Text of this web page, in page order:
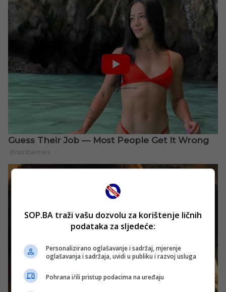
SOP.BA traži vašu dozvolu za korištenje ličnih
podataka za sljedeće:
Personalizirano oglašavanje i sadržaj, mjerenje
oglašavanja i sadržaja, uvidi u publiku i razvoj usluga
Pohrana i/ili pristup podacima na uređaju